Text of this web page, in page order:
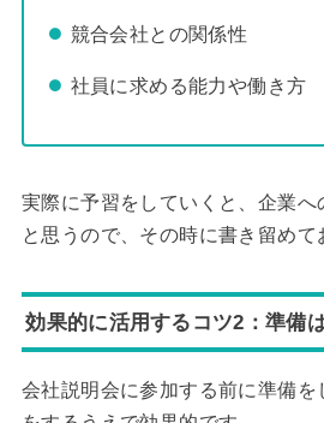
競合会社との関係性
社員に求める能力や働き方
実際に予習をしていくと、企業へ
と思うので、その時に書き留めて
効果的に活用するコツ2：準備
会社説明会に参加する前に準備